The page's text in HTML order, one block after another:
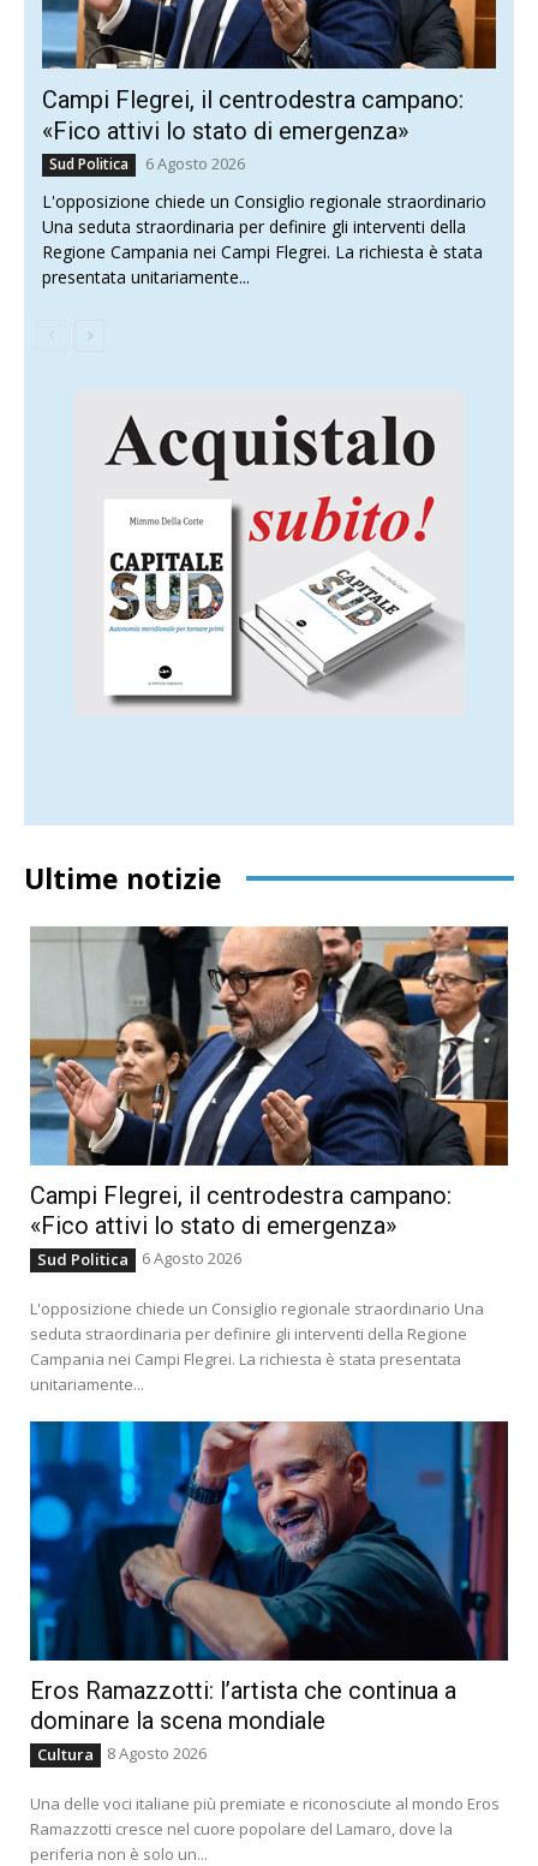
Campi Flegrei, il centrodestra campano:
«Fico attivi lo stato di emergenza»
Sud Politica 6 Agosto 2026
L'opposizione chiede un Consiglio regionale straordinario
Una seduta straordinaria per definire gli interventi della
Regione Campania nei Campi Flegrei. La richiesta è stata
presentata unitariamente...
Ultime notizie
Campi Flegrei, il centrodestra campano:
«Fico attivi lo stato di emergenza»
Sud Politica 6 Agosto 2026
L'opposizione chiede un Consiglio regionale straordinario Una
seduta straordinaria per definire gli interventi della Regione
Campania nei Campi Flegrei. La richiesta è stata presentata
unitariamente...
Eros Ramazzotti: l’artista che continua a
dominare la scena mondiale
Cultura 8 Agosto 2026
Una delle voci italiane più premiate e riconosciute al mondo Eros
Ramazzotti cresce nel cuore popolare del Lamaro, dove la
periferia non è solo un...